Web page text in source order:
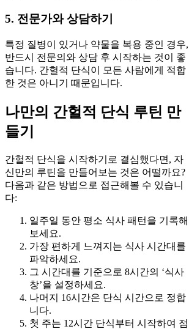
5. 전문가와 상담하기
특정 질병이 있거나 약물을 복용 중인 경우,
반드시 전문의와 상담 후 시작하는 것이 좋
습니다. 간헐적 단식이 모든 사람에게 적합
한 것은 아니기 때문입니다.
나만의 간헐적 단식 루틴 만
들기
간헐적 단식을 시작하기로 결심했다면, 자
신만의 루틴을 만들어보는 것은 어떨까요?
다음과 같은 방법으로 접근해볼 수 있습니
다:
일주일 동안 평소 식사 패턴을 기록해
보세요.
가장 편하게 느껴지는 식사 시간대를
파악하세요.
그 시간대를 기준으로 8시간의 ‘식사
창’을 설정하세요.
나머지 16시간은 단식 시간으로 정합
니다.
첫 주는 12시간 단식부터 시작하여 점